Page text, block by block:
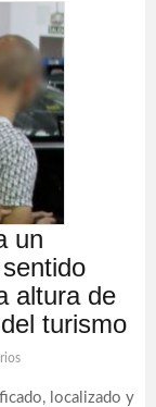
un
altura de
turismo
localizado y